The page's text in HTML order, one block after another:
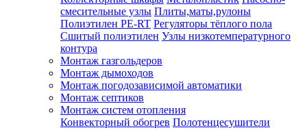
смесительные узлы Плиты,маты,рулоны
Полиэтилен PE-RT Регуляторы тёплого пола
Сшитый полиэтилен Узлы низкотемпературного
контура
Монтаж газгольдеров
Монтаж дымоходов
Монтаж погодозависимой автоматики
Монтаж септиков
Монтаж систем отопления
Конвекторный обогрев Полотенцесушители